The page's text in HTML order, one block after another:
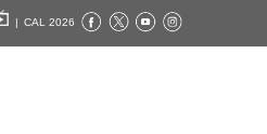
| CAL 2026